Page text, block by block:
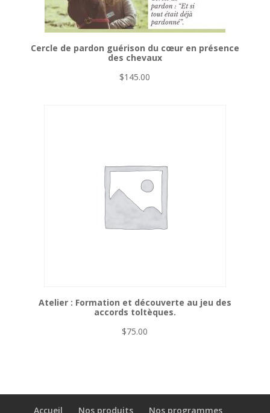
Cercle de pardon guérison du cœur en présence
des chevaux
$145.00
Atelier : Formation et découverte au jeu des
accords toltèques.
$75.00
Accueil Nos produits Nos programmes